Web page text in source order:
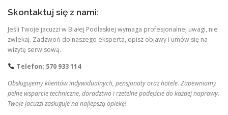
Skontaktuj się z nami:
Jeśli Twoje jacuzzi w Białej Podlaskiej wymaga profesjonalnej uwagi, nie
zwlekaj. Zadzwoń do naszego eksperta, opisz objawy i umów się na
wizytę serwisową.
Telefon: 570 933 114
Obsługujemy klientów indywidualnych, pensjonaty oraz hotele. Zapewniamy
pełne wsparcie techniczne, doradztwo i rzetelne podejście do każdej naprawy.
Twoje jacuzzi zasługuje na najlepszą opiekę!